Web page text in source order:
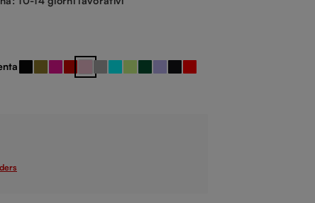
non è al momento disponibile.)
NeroOroRosaRossoRoséSilverTurchese
Verde Chiaro
Verde Scuro
Violanero / rosso
rosso / nero